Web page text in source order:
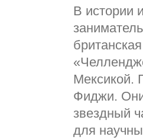
В истории
Мексикой.
Фиджи. Они
звездный
для